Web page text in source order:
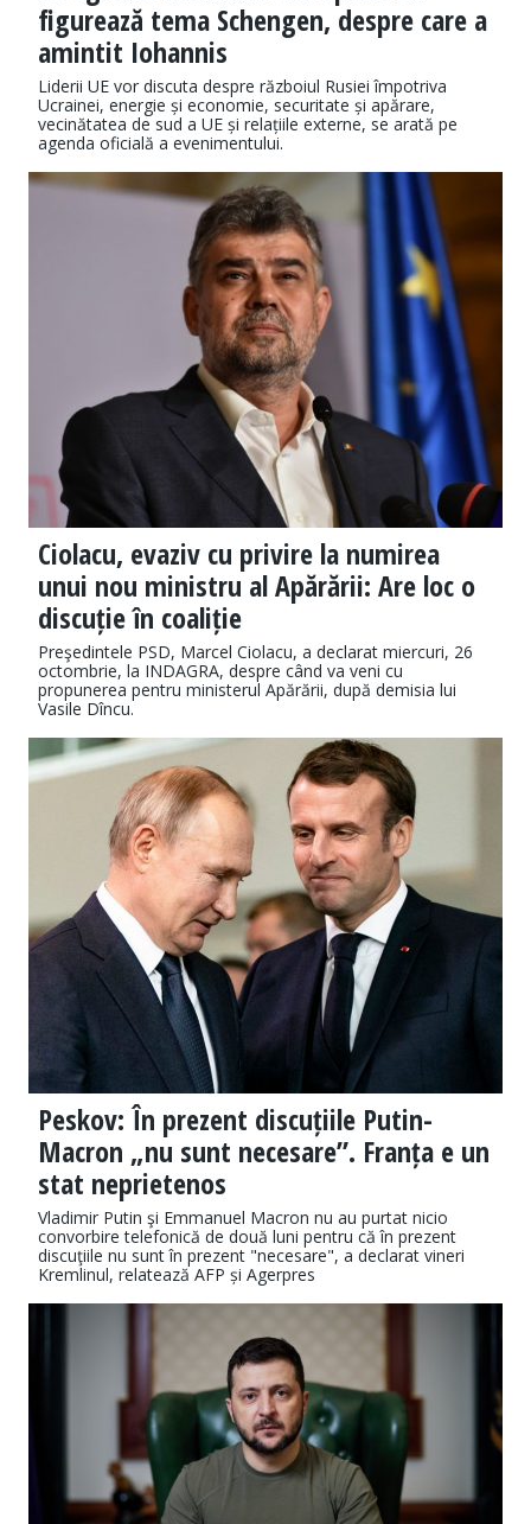
figurează tema Schengen, despre care a
amintit Iohannis
Liderii UE vor discuta despre războiul Rusiei împotriva
Ucrainei, energie și economie, securitate și apărare,
vecinătatea de sud a UE și relațiile externe, se arată pe
agenda oficială a evenimentului.
Ciolacu, evaziv cu privire la numirea
unui nou ministru al Apărării: Are loc o
discuție în coaliție
Preşedintele PSD, Marcel Ciolacu, a declarat miercuri, 26
octombrie, la INDAGRA, despre când va veni cu
propunerea pentru ministerul Apărării, după demisia lui
Vasile Dîncu.
Peskov: În prezent discuțiile Putin-
Macron „nu sunt necesare”. Franța e un
stat neprietenos
Vladimir Putin şi Emmanuel Macron nu au purtat nicio
convorbire telefonică de două luni pentru că în prezent
discuţiile nu sunt în prezent "necesare", a declarat vineri
Kremlinul, relatează AFP și Agerpres